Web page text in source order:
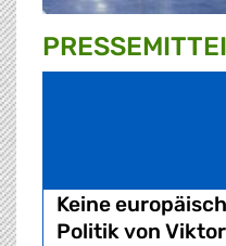
Keine
Politik von